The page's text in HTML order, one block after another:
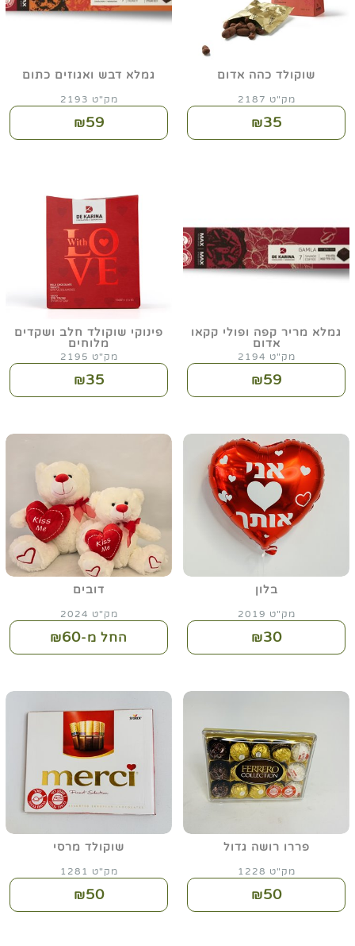
שוקולד כהה אדום
מק"ט 2187
₪35
גמלא דבש ואגוזים כתום
מק"ט 2193
₪59
גמלא מריר קפה ופולי קקאו
אדום
מק"ט 2194
₪59
פינוקי שוקולד חלב ושקדים
מלוחים
מק"ט 2195
₪35
בלון
מק"ט 2019
₪30
דובים
מק"ט 2024
החל מ-₪60
פררו רושה גדול
מק"ט 1228
₪50
שוקולד מרסי
מק"ט 1281
₪50